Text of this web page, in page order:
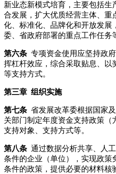
新业态新模式培育，主要包括生
合发展，扩大优质经营主体、重
化、标准化、品牌化和开放发展
委、省政府部署的重点工作任务
第六条 专项资金使用应坚持政
挥杠杆效应，综合采取贴息、以
等支持方式。
第三章 组织实施
第七条 省发展改革委根据国家
关部门制定年度资金支持政策（
支持对象、支持方式等。
第八条 通过数据分析共享、人
条件的企业（单位），实现政策
条件的政策，提供必要的材料核